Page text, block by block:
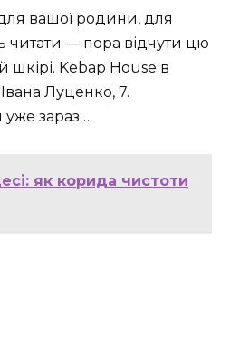
вашої родини, для
читати — пора відчути цю
шкірі. Kebap House в
Луценко, 7.
уже зараз…
як корида чистоти